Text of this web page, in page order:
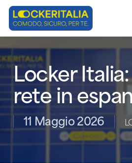
Skip
main
content
Locker
rete in
11 Maggio 2026